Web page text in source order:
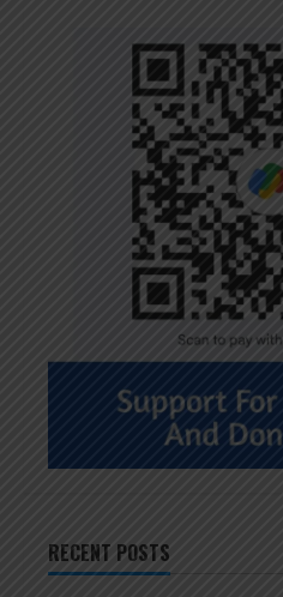
RECENT POSTS